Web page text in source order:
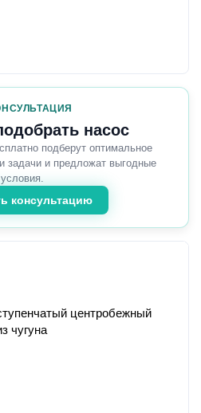
насос
подберут оптимальное
задачи и предложат выгодные
условия.
консультацию